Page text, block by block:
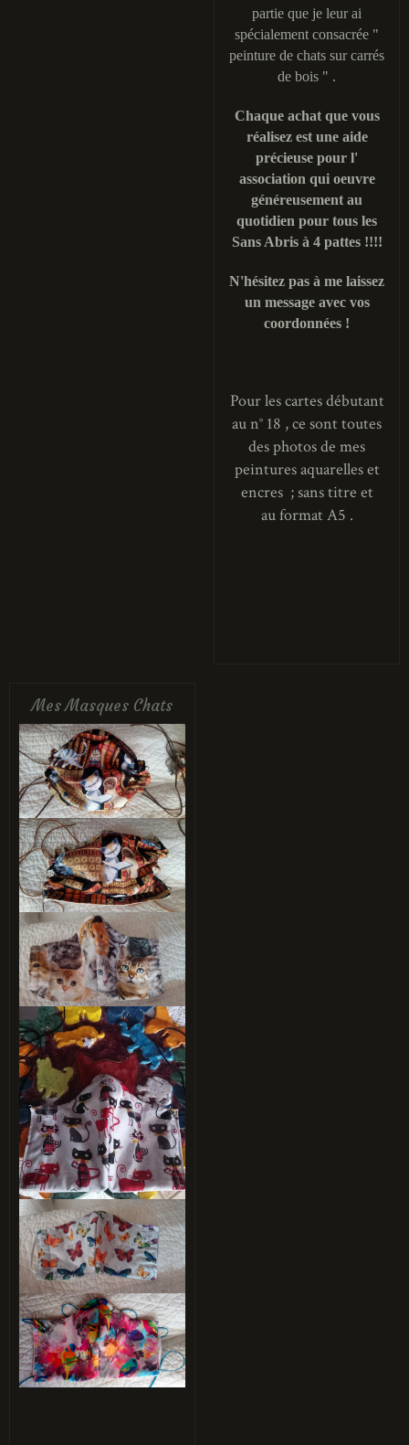
partie que je leur ai
spécialement consacrée "
peinture de chats sur carrés
de bois " .
Chaque achat que vous
réalisez est une aide
précieuse pour l'
association qui oeuvre
généreusement au
quotidien pour tous les
Sans Abris à 4 pattes !!!!
N'hésitez pas à me laissez
un message avec vos
coordonnées !
Pour les cartes débutant
au n° 18 , ce sont toutes
des photos de mes
peintures aquarelles et
encres ; sans titre et
au format A5 .
Mes Masques Chats